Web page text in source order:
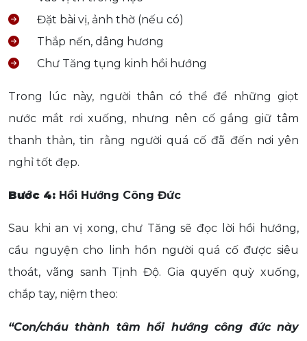
Đặt bài vị, ảnh thờ (nếu có)
Thắp nến, dâng hương
Chư Tăng tụng kinh hồi hướng
Trong lúc này, người thân có thể để những giọt
nước mắt rơi xuống, nhưng nên cố gắng giữ tâm
thanh thản, tin rằng người quá cố đã đến nơi yên
nghỉ tốt đẹp.
Bước 4: Hồi Hướng Công Đức
Sau khi an vị xong, chư Tăng sẽ đọc lời hồi hướng,
cầu nguyện cho linh hồn người quá cố được siêu
thoát, vãng sanh Tịnh Độ. Gia quyến quỳ xuống,
chắp tay, niệm theo:
“Con/cháu thành tâm hồi hướng công đức này